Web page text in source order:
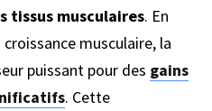
tissus musculaires. En
musculaire, la
puissant pour des gains
. Cette